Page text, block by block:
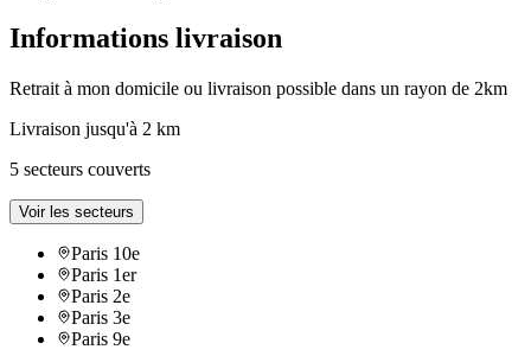
Informations livraison
Retrait à mon domicile ou livraison possible dans un rayon de 2km
Livraison jusqu'à 2 km
5 secteurs couverts
Voir les secteurs
Paris 10e
Paris 1er
Paris 2e
Paris 3e
Paris 9e